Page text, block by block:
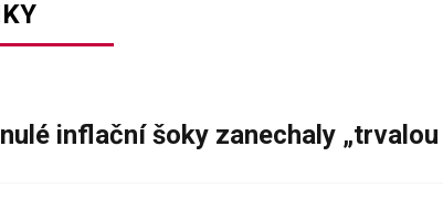
inflační šoky zanechaly